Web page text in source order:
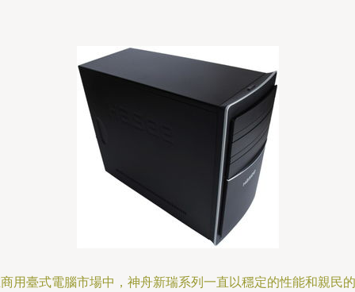
用臺式電腦市場中，神舟新瑞系列一直以穩定的性能和親民的